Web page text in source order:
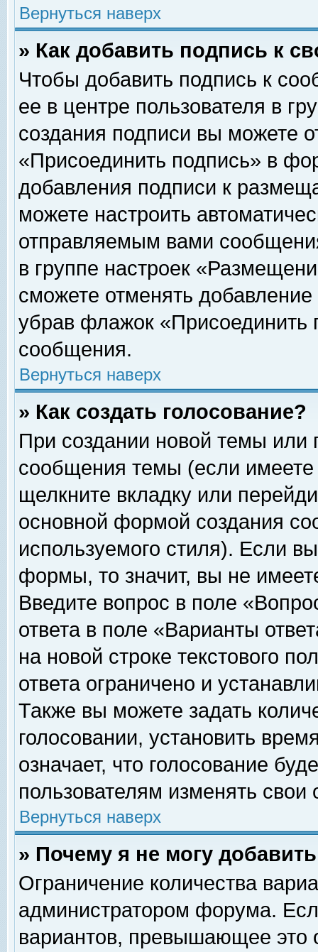
Вернуться наверх
» Как добавить подпись к
Чтобы добавить подпись к
ее в центре пользователя в
создания подписи вы можете
«Присоединить подпись» в
добавления подписи к
можете настроить
отправляемым вами
в группе настроек
сможете отменять
убрав флажок «Присоединить
сообщения.
Вернуться наверх
» Как создать голосование?
При создании новой темы или
сообщения темы (если
щелкните вкладку или
основной формой создания
используемого стиля). Если
формы, то значит, вы не
Введите вопрос в поле
ответа в поле «Варианты
на новой строке текстового
ответа ограничено и
Также вы можете задать
голосовании, установить
означает, что голосование
пользователям изменять свои
Вернуться наверх
» Почему я не могу
Ограничение количества
администратором форума.
вариантов, превышающее это